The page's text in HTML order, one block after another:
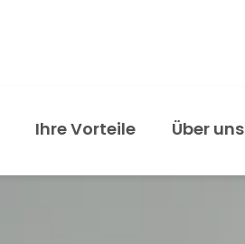
Ihre Vorteile Über uns